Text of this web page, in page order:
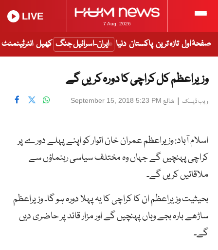
7 Aug, 2026
LIVE
صفحۂ اول تازہ ترین پاکستان دنیا ایران-اسرائیل جنگ کھیل انٹرٹینمنٹ
وزیراعظم کل کراچی کا دورہ کریں گے
ویب ڈیسک | شائع September 15, 2018 5:23 PM
اسلام آباد: وزیراعظم عمران خان اتوار کو اپنے پہلے دورے پر
کراچی پہنچیں گے جہاں وہ مختلف سیاسی رہنماؤں سے
ملاقاتیں کریں گے۔
بحیثیت وزیراعظم ان کا کراچی کا یہ پہلا دورہ ہو گا۔ وزیراعظم
ساڑھے بارہ بجے وہاں پہنچیں گے اور مزار قائد پر حاضری دیں
گے۔